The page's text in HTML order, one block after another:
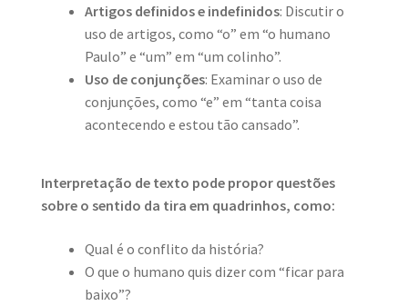
Artigos definidos e indefinidos: Discutir o
uso de artigos, como “o” em “o humano
Paulo” e “um” em “um colinho”.
Uso de conjunções: Examinar o uso de
conjunções, como “e” em “tanta coisa
acontecendo e estou tão cansado”.
Interpretação de texto pode propor questões
sobre o sentido da tira em quadrinhos, como:
Qual é o conflito da história?
O que o humano quis dizer com “ficar para
baixo”?